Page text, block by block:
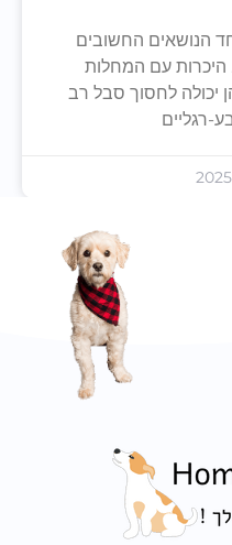
הנושאים החשובים
היכרות עם המחלות
יכולה לחסוך סבל רב
רגליים